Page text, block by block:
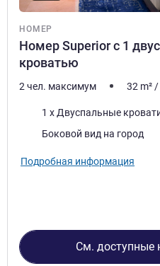
- Номер
НОМЕР
Номер Superior с 1
кроватью
2 чел. максимум 32 m² /
Постель1 x Двуспальные
Виды:Боковой вид на город
Подробная информация
См. доступные